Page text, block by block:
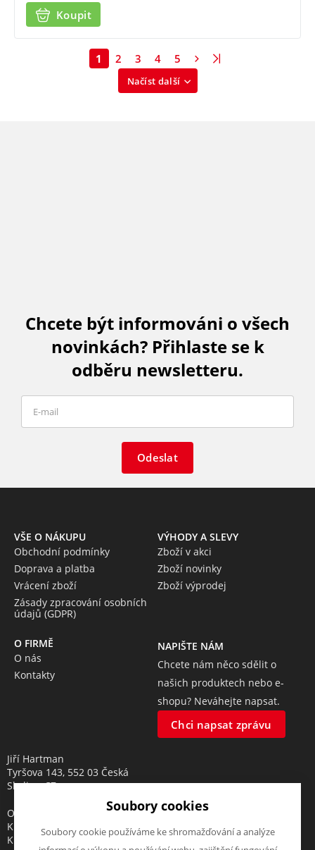
Koupit
Načíst další
1 2 3 4 5
Chcete být informováni o všech
novinkách? Přihlaste se k
odběru newsletteru.
Odeslat
VŠE O NÁKUPU
Obchodní podmínky
Doprava a platba
Vrácení zboží
Zásady zpracování osobních
údajů (GDPR)
VÝHODY A SLEVY
Zboží v akci
Zboží novinky
Zboží výprodej
O FIRMĚ
O nás
Kontakty
NAPIŠTE NÁM
Chcete nám něco sdělit o
našich produktech nebo e-
shopu? Neváhejte napsat.
Chci napsat zprávu
Jiří Hartman
Tyršova 143, 552 03 Česká
Skalice, CZ
Obchodní rejstřík vedený u
Krajského soudu v Hradci
Králové, oddíl A, vložka 18553
Soubory cookies
Soubory cookie používáme ke shromažďování a analýze